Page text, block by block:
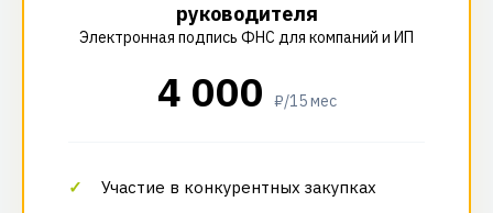
руководителя
Электронная подпись ФНС для компаний и ИП
4 000 ₽/15 мес
Участие в конкурентных закупках